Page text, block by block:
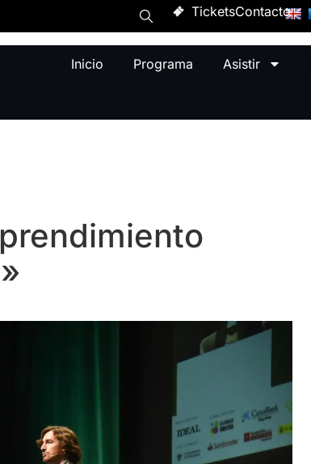
TicketsContacto
Inicio Programa Asistir